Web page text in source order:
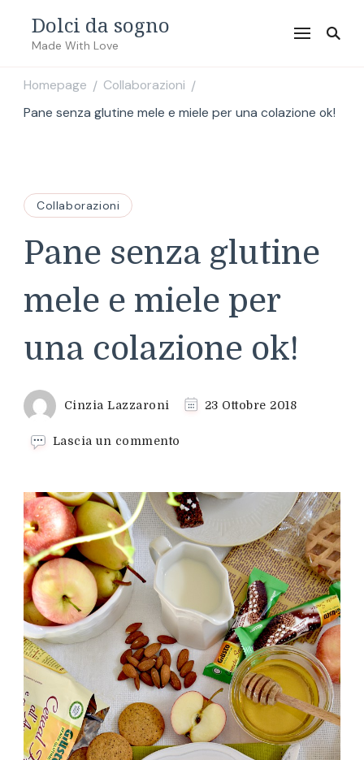
Dolci da sogno
Made With Love
Homepage / Collaborazioni /
Pane senza glutine mele e miele per una colazione ok!
Collaborazioni
Pane senza glutine
mele e miele per
una colazione ok!
Cinzia Lazzaroni 23 Ottobre 2018
Lascia un commento
glutine
mele
e
miele
per
colazione
ok!